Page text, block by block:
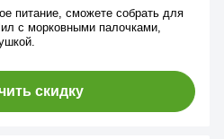
питание, сможете собрать для
с морковными палочками,
скидку